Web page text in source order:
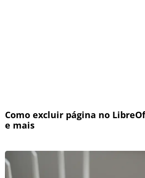
Como excluir página no
e mais